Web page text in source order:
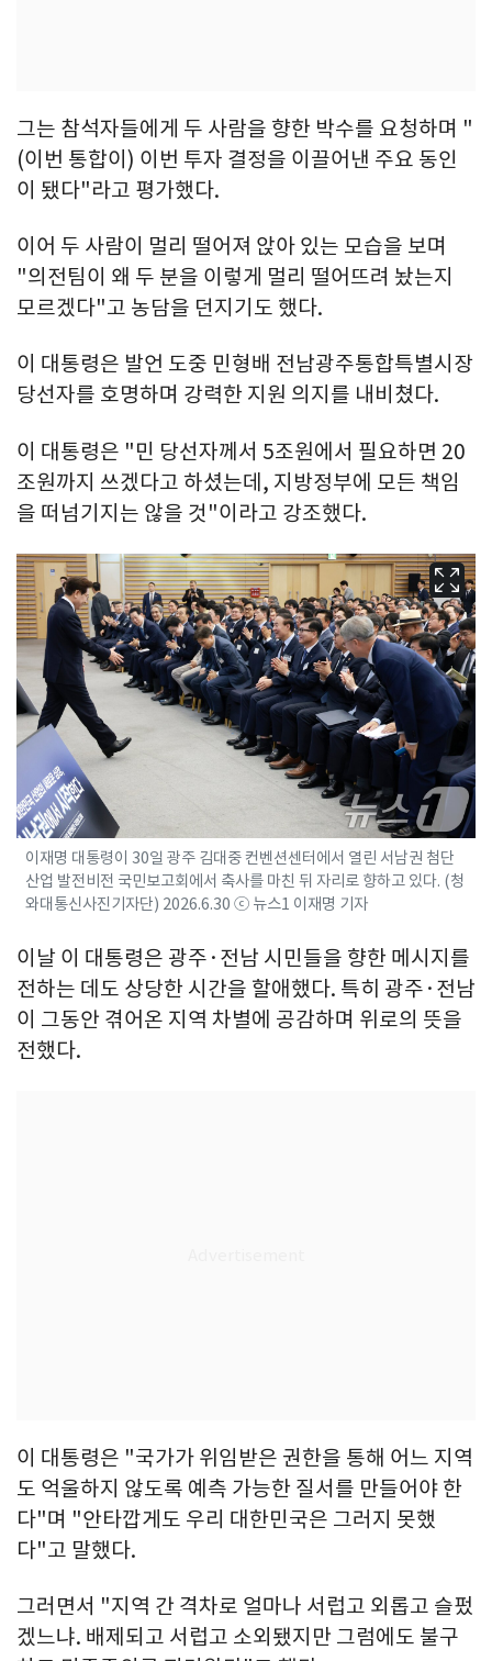
그는 참석자들에게 두 사람을 향한 박수를 요청하며 "
(이번 통합이) 이번 투자 결정을 이끌어낸 주요 동인
이 됐다"라고 평가했다.
이어 두 사람이 멀리 떨어져 앉아 있는 모습을 보며
"의전팀이 왜 두 분을 이렇게 멀리 떨어뜨려 놨는지
모르겠다"고 농담을 던지기도 했다.
이 대통령은 발언 도중 민형배 전남광주통합특별시장
당선자를 호명하며 강력한 지원 의지를 내비쳤다.
이 대통령은 "민 당선자께서 5조원에서 필요하면 20
조원까지 쓰겠다고 하셨는데, 지방정부에 모든 책임
을 떠넘기지는 않을 것"이라고 강조했다.
이재명 대통령이 30일 광주 김대중 컨벤션센터에서 열린 서남권 첨단
산업 발전비전 국민보고회에서 축사를 마친 뒤 자리로 향하고 있다. (청
와대통신사진기자단) 2026.6.30 ⓒ 뉴스1 이재명 기자
이날 이 대통령은 광주·전남 시민들을 향한 메시지를
전하는 데도 상당한 시간을 할애했다. 특히 광주·전남
이 그동안 겪어온 지역 차별에 공감하며 위로의 뜻을
전했다.
이 대통령은 "국가가 위임받은 권한을 통해 어느 지역
도 억울하지 않도록 예측 가능한 질서를 만들어야 한
다"며 "안타깝게도 우리 대한민국은 그러지 못했
다"고 말했다.
그러면서 "지역 간 격차로 얼마나 서럽고 외롭고 슬펐
겠느냐. 배제되고 서럽고 소외됐지만 그럼에도 불구